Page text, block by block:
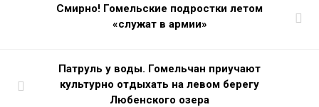
Смирно! Гомельские подростки летом
«служат в армии»
Патруль у воды. Гомельчан приучают
культурно отдыхать на левом берегу
Любенского озера